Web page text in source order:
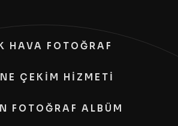
HAVA FOTOĞRAF
ÇEKİM HİZMETİ
FOTOĞRAF ALBÜM